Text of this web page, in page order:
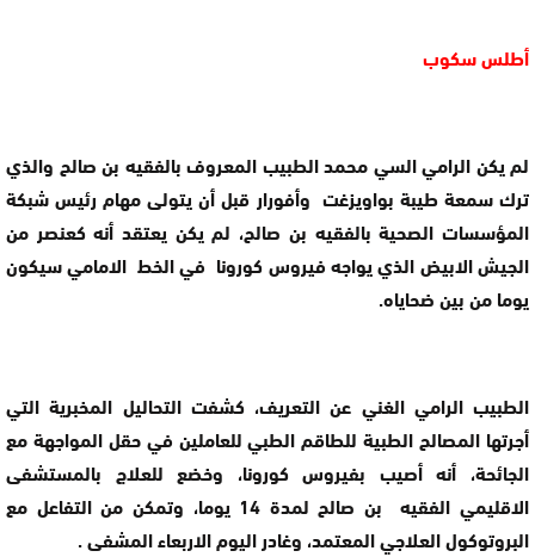
أطلس سكوب
لم يكن الرامي السي محمد الطبيب المعروف بالفقيه بن صالح والذي
ترك سمعة طيبة بواويزغت وأفورار قبل أن يتولى مهام رئيس شبكة
المؤسسات الصحية بالفقيه بن صالح، لم يكن يعتقد أنه كعنصر من
الجيش الابيض الذي يواجه فيروس كورونا في الخط الامامي سيكون
يوما من بين ضحاياه.
الطبيب الرامي الغني عن التعريف، كشفت التحاليل المخبرية التي
أجرتها المصالح الطبية للطاقم الطبي للعاملين في حقل المواجهة مع
الجائحة، أنه أصيب بفيروس كورونا، وخضع للعلاج بالمستشفى
الاقليمي الفقيه بن صالح لمدة 14 يوما، وتمكن من
التفاعل مع
البروتوكول العلاجي المعتمد، وغادر اليوم الاربعاء المشفى .